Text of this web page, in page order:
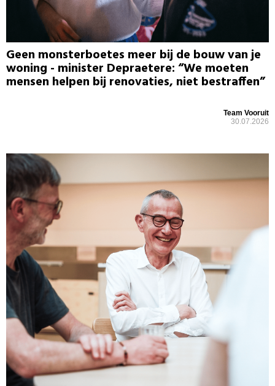
Geen monsterboetes meer bij de bouw van je
woning - minister Depraetere: “We moeten
mensen helpen bij renovaties, niet bestraffen”
Team Vooruit
30.07.2026